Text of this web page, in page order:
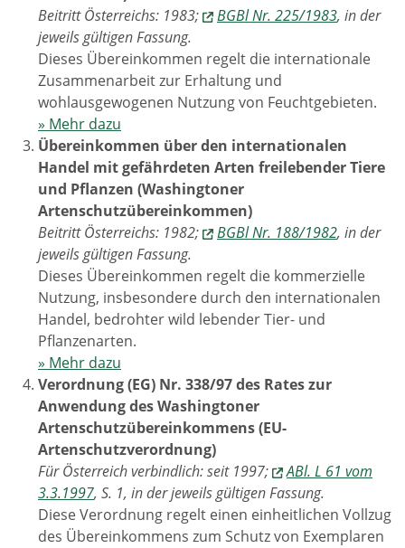
Beitritt Österreichs: 1983;
BGBl Nr. 225/1983, in der
jeweils gültigen Fassung.
Dieses Übereinkommen regelt die internationale
Zusammenarbeit zur Erhaltung und
wohlausgewogenen Nutzung von Feuchtgebieten.
» Mehr dazu
Übereinkommen über den internationalen
Handel mit gefährdeten Arten freilebender Tiere
und Pflanzen (Washingtoner
Artenschutzübereinkommen)
Beitritt Österreichs: 1982;
BGBl Nr. 188/1982, in der
jeweils gültigen Fassung.
Dieses Übereinkommen regelt die kommerzielle
Nutzung, insbesondere durch den internationalen
Handel, bedrohter wild lebender Tier- und
Pflanzenarten.
» Mehr dazu
Verordnung (EG) Nr. 338/97 des Rates zur
Anwendung des Washingtoner
Artenschutzübereinkommens (EU-
Artenschutzverordnung)
Für Österreich verbindlich: seit 1997;
ABl. L 61 vom
3.3.1997, S. 1, in der jeweils gültigen Fassung.
Diese Verordnung regelt einen einheitlichen Vollzug
des Übereinkommens zum Schutz von Exemplaren